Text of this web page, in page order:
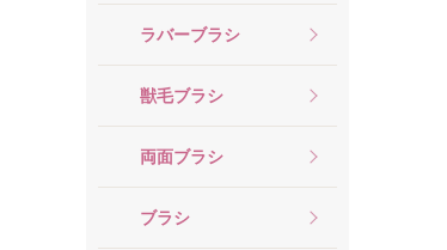
ラバーブラシ
獣毛ブラシ
両面ブラシ
ブラシ